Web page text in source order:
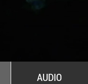
For Outernational
AUDIO